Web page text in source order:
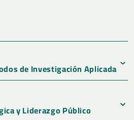
de Investigación Aplicada
la formación y medición de
cuantitativos para la
y Liderazgo Público